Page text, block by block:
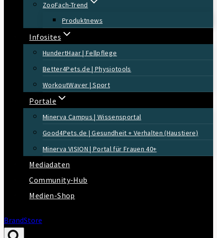
ZooFach-Trend
Produktnews
Infosites
HundertHaar | Fellpflege
Better4Pets.de | Physiotools
WorkoutWaver | Sport
Portale
Minerva Campus | Wissensportal
Good4Pets.de | Gesundheit + Verhalten (Haustiere)
Minerva VISION | Portal für Frauen 40+
Mediadaten
Community-Hub
Medien-Shop
BrandStore